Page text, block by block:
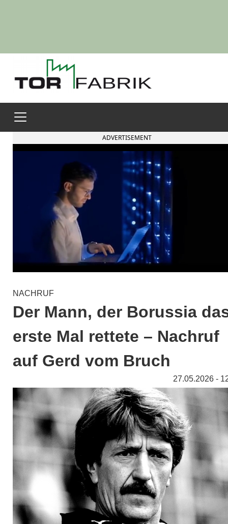
ADVERTISEMENT
NACHRUF
Der Mann, der Borussia
erste Mal rettete – Nachruf
auf Gerd vom Bruch
27.05.2026 -